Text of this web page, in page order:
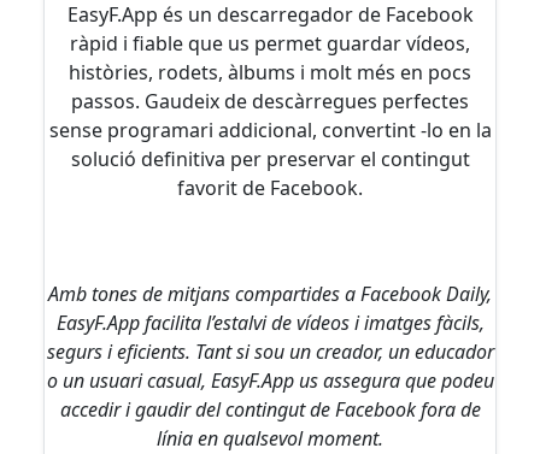
EasyF.App és un descarregador de Facebook
ràpid i fiable que us permet guardar vídeos,
històries, rodets, àlbums i molt més en pocs
passos. Gaudeix de descàrregues perfectes
sense programari addicional, convertint -lo en la
solució definitiva per preservar el contingut
favorit de Facebook.
Amb tones de mitjans compartides a Facebook Daily,
EasyF.App facilita l’estalvi de vídeos i imatges fàcils,
segurs i eficients. Tant si sou un creador, un educador
o un usuari casual, EasyF.App us assegura que podeu
accedir i gaudir del contingut de Facebook fora de
línia en qualsevol moment.